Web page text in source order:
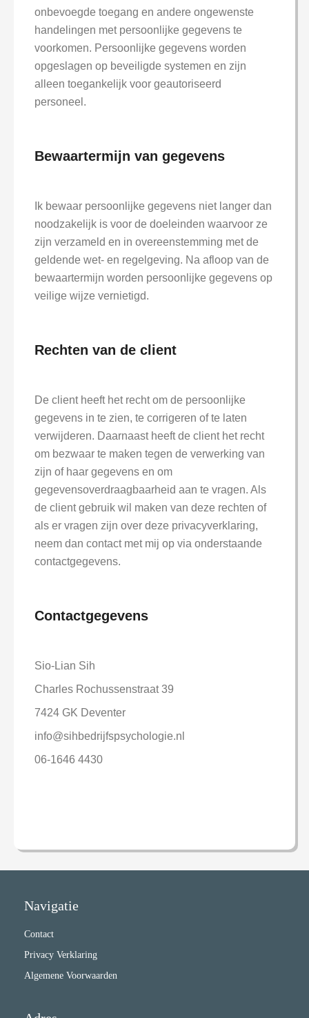
onbevoegde toegang en andere ongewenste
handelingen met persoonlijke gegevens te
voorkomen. Persoonlijke gegevens worden
opgeslagen op beveiligde systemen en zijn
alleen toegankelijk voor geautoriseerd
personeel.
Bewaartermijn van gegevens
Ik bewaar persoonlijke gegevens niet langer dan
noodzakelijk is voor de doeleinden waarvoor ze
zijn verzameld en in overeenstemming met de
geldende wet- en regelgeving. Na afloop van de
bewaartermijn worden persoonlijke gegevens op
veilige wijze vernietigd.
Rechten van de client
De client heeft het recht om de persoonlijke
gegevens in te zien, te corrigeren of te laten
verwijderen. Daarnaast heeft de client het recht
om bezwaar te maken tegen de verwerking van
zijn of haar gegevens en om
gegevensoverdraagbaarheid aan te vragen. Als
de client gebruik wil maken van deze rechten of
als er vragen zijn over deze privacyverklaring,
neem dan contact met mij op via onderstaande
contactgegevens.
Contactgegevens
Sio-Lian Sih
Charles Rochussenstraat 39
7424 GK Deventer
info@sihbedrijfspsychologie.nl
06-1646 4430
Navigatie
Contact
Privacy Verklaring
Algemene Voorwaarden